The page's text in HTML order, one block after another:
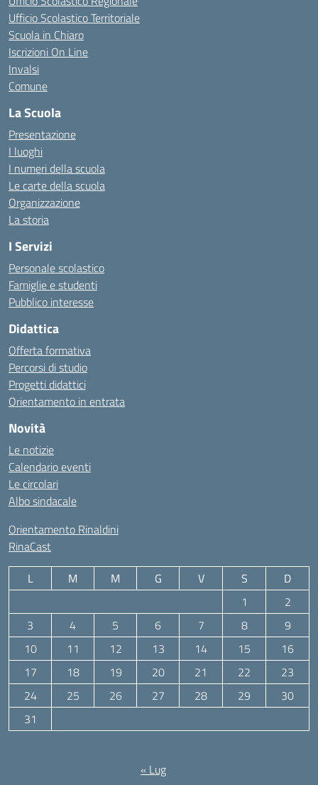
Ufficio Scolastico Territoriale
Scuola in Chiaro
Iscrizioni On Line
Invalsi
Comune
La Scuola
Presentazione
I luoghi
I numeri della scuola
Le carte della scuola
Organizzazione
La storia
I Servizi
Personale scolastico
Famiglie e studenti
Pubblico interesse
Didattica
Offerta formativa
Percorsi di studio
Progetti didattici
Orientamento in entrata
Novità
Le notizie
Calendario eventi
Le circolari
Albo sindacale
Orientamento Rinaldini
RinaCast
L M M G V S
D
1
2
3
4 5 6 7 8
9
10
11 12 13 14 15
16
17
18 19 20 21 22
23
24
25 26 27 28 29
30
31
« Lug